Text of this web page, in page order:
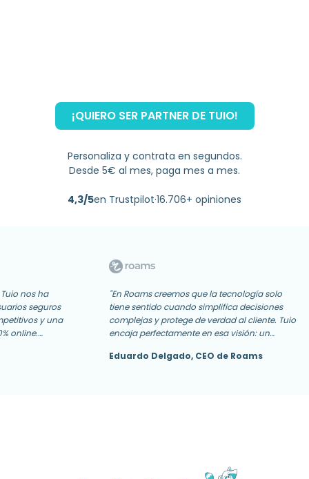
¡QUIERO SER PARTNER DE TUIO!
Personaliza y contrata en segundos.
Desde 5€ al mes, paga mes a mes.
4,3/5en Trustpilot·16.706+ opiniones
nos ha
seguros
y una
online.
"En Roams creemos que la tecnología solo
tiene sentido cuando simplifica decisiones
complejas y protege de verdad al cliente. Tuio
encaja perfectamente en esa visión: un
que el seguro deje de ser un problema y pase
Eduardo Delgado, CEO de Roams